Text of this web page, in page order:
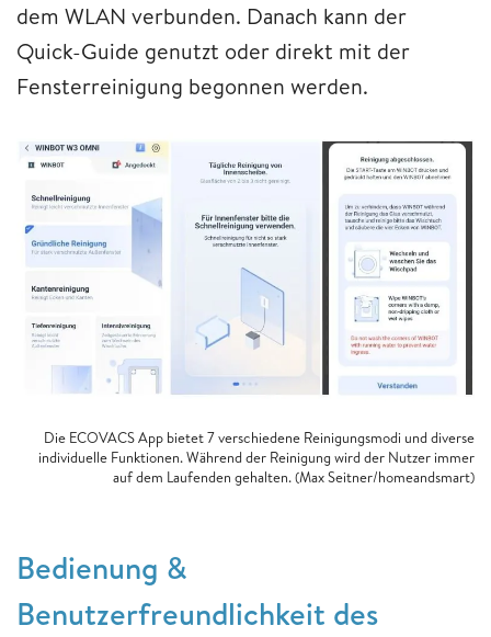
dem WLAN verbunden. Danach kann der
Quick-Guide genutzt oder direkt mit der
Fensterreinigung begonnen werden.
Die ECOVACS App bietet 7 verschiedene Reinigungsmodi und diverse
individuelle Funktionen. Während der Reinigung wird der Nutzer immer
auf dem Laufenden gehalten. (Max Seitner/homeandsmart)
Bedienung &
Benutzerfreundlichkeit des